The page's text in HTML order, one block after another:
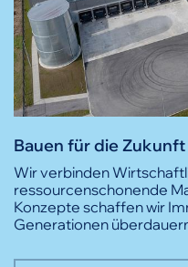
Bauen für die Zukunft
Wir verbinden
ressourcenschonende
Konzepte schaffen wir
Generationen